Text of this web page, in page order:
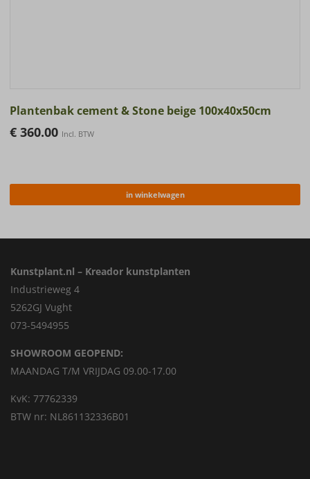
Plantenbak cement & Stone beige 100x40x50cm
€ 360.00 Incl. BTW
in winkelwagen
Kunstplant.nl – Kreador kunstplanten
Industrieweg 4
5262GJ Vught
073-5494955
SHOWROOM GEOPEND:
MAANDAG T/M VRIJDAG 09.00-17.00
KvK: 77762339
BTW nr: NL861132336B01